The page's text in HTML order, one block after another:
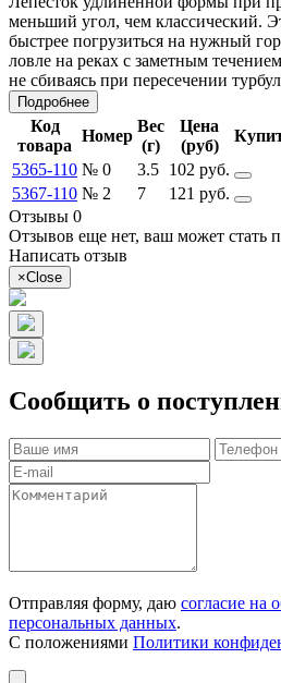
меньший угол, чем классический.
быстрее погрузиться на нужный
ловле на реках с заметным
не сбиваясь при пересечении
Подробнее
Код
товара
Номер
Вес
(г)
Цена
(руб)
5365-110 № 0 3.5 102 руб.
5367-110 № 2 7
121 руб.
Отзывы 0
Отзывов еще нет, ваш может стать
Написать отзыв
×Close
Сообщить о
Отправляя форму, даю согласие на
персональных данных.
С положениями Политики